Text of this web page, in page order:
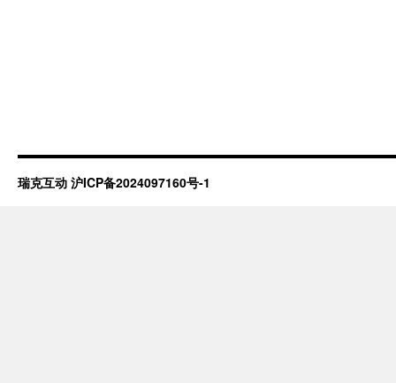
瑞克互动 沪ICP备2024097160号-1